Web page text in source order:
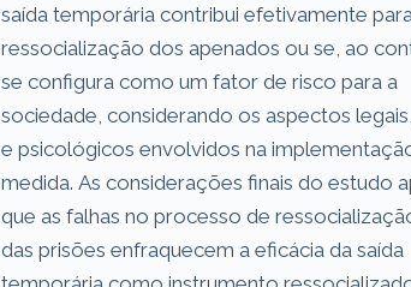
saída temporária contribui efetivamente
ressocialização dos apenados ou se, ao
se configura como um fator de risco para a
sociedade, considerando os aspectos
e psicológicos envolvidos na
medida. As considerações finais do estudo
que as falhas no processo de
das prisões enfraquecem a eficácia da saída